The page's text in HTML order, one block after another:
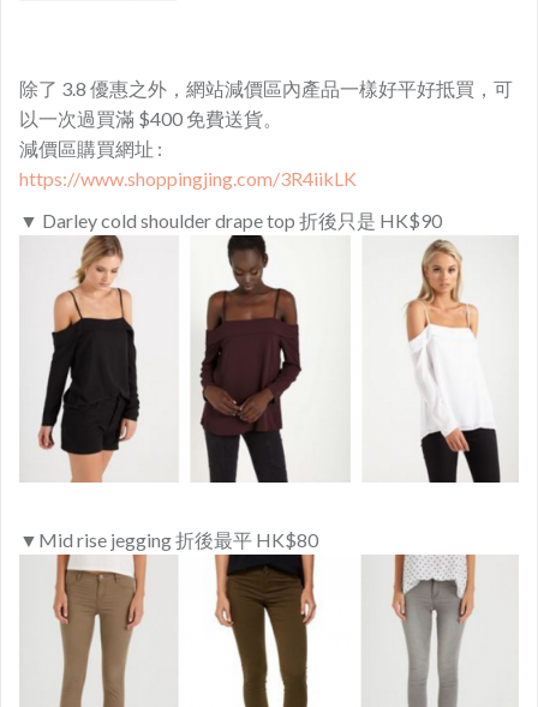
除了 3.8 優惠之外，網站減價區內產品一樣好平好抵買，可
以一次過買滿 $400 免費送貨。
​減價區購買網址 :
https://www.shoppingjing.com/3R4iikLK
▼ Darley cold shoulder drape top 折後只是 HK$90
▼Mid rise jegging 折後最平 HK$80